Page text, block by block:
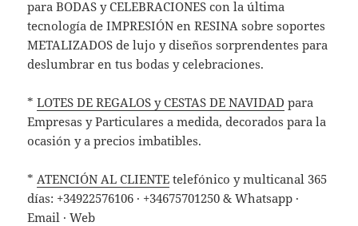
para BODAS y CELEBRACIONES con la última
tecnología de IMPRESIÓN en RESINA sobre soportes
METALIZADOS de lujo y diseños sorprendentes para
deslumbrar en tus bodas y celebraciones.
*LOTES DE REGALOS y CESTAS DE NAVIDAD para
Empresas y Particulares a medida, decorados para la
ocasión y a precios imbatibles.
* ATENCIÓN AL CLIENTE telefónico y multicanal 365
días: +34922576106 · +34675701250 & Whatsapp ·
Email · Web